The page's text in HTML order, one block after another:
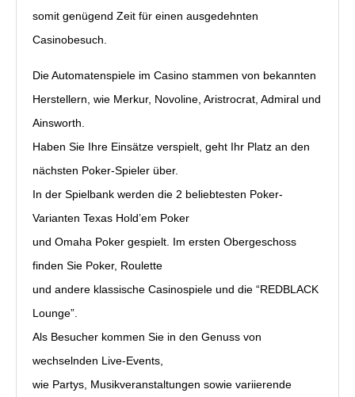
somit genügend Zeit für einen ausgedehnten
Casinobesuch.
Die Automatenspiele im Casino stammen von bekannten
Herstellern, wie Merkur, Novoline, Aristrocrat, Admiral und
Ainsworth.
Haben Sie Ihre Einsätze verspielt, geht Ihr Platz an den
nächsten Poker-Spieler über.
In der Spielbank werden die 2 beliebtesten Poker-
Varianten Texas Hold’em Poker
und Omaha Poker gespielt. Im ersten Obergeschoss
finden Sie Poker, Roulette
und andere klassische Casinospiele und die “REDBLACK
Lounge”.
Als Besucher kommen Sie in den Genuss von
wechselnden Live-Events,
wie Partys, Musikveranstaltungen sowie variierende